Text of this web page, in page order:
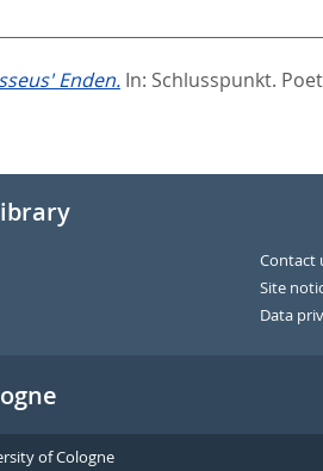
Enden. In: Schlusspunkt.
Contact
Site
Data
of Cologne